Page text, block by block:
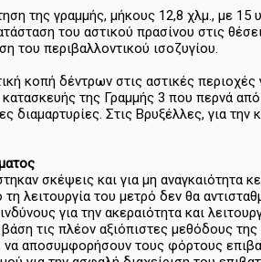
της γραμμής, μήκους 12,8 χλμ., με
του αστικού πρασίνου στις
του περιβαλλοντικού ισοζυγίου.
κοπή δέντρων στις αστικές
της Γραμμής 3 που περνά
διαμαρτυρίες. Στις Βρυξέλλες, για
σκέψεις και για μη αναγκαιότητα
λειτουργία του μετρό δεν θα
για την ακεραιότητα και
τις πλέον αξιόπιστες μεθόδους
αποσυμφορήσουν τους φόρτους